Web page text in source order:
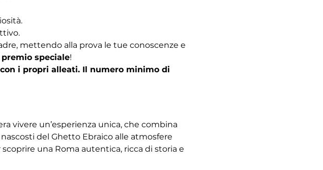
mettendo alla prova le tue conoscenze e
premio speciale!
i propri alleati. Il numero minimo di
vivere un’esperienza unica, che combina
del Ghetto Ebraico alle atmosfere
una Roma autentica, ricca di storia e